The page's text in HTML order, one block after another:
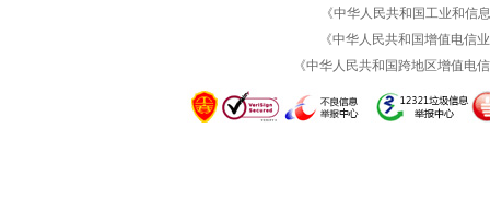
《中华人民共和国工业和信
《中华人民共和国增值电信
《中华人民共和国跨地区增值电